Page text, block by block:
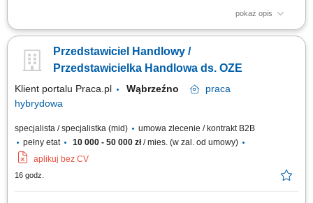
pokaż opis
Doradzanie klientom w zakresie nowoczesnych rozwiązań z obszaru
prowadzenie spotkań handlowych. Przygotowywanie ofert i finalizowanie
sprzedaży. Budowanie długofalowych relacji z klientami. Raportowanie
Przedstawiciel Handlowy /
Przedstawicielka Handlowa ds. OZE
Klient portalu Praca.pl Wąbrzeźno
praca
hybrydowa
specjalista / specjalistka (mid)
umowa zlecenie / kontrakt B2B
pełny etat
10 000 - 50 000 zł/ mies. (w zal. od umowy)
aplikuj bez CV
16 godz.